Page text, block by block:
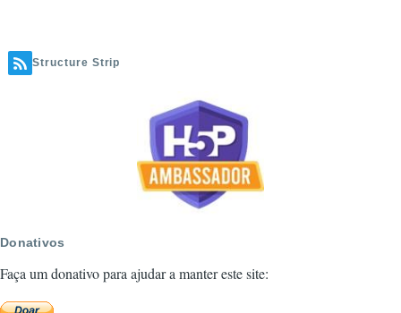
Structure Strip
Donativos
Faça um donativo para ajudar a manter este site: